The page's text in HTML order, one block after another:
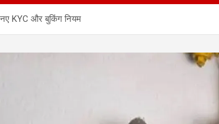
KYC और बुकिंग नियम